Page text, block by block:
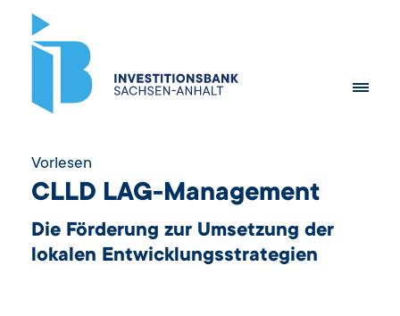
Vorlesen
CLLD LAG-Management
Die Förderung zur Umsetzung der
lokalen Entwicklungsstrategien